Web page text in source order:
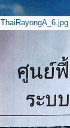
ThaiRayongA_6.jpg